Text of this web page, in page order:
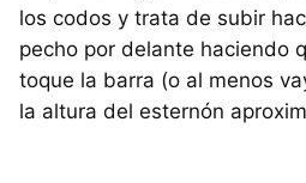
los codos y trata de subir
pecho por delante haciendo
toque la barra (o al menos
la altura del esternón